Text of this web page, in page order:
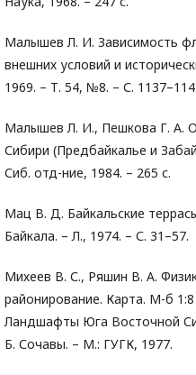
Малышев Л. И. Зависимость
внешних условий и
1969. – Т. 54, №8. – С.
Малышев Л. И., Пешкова Г. А.
Сибири (Предбайкалье и
Сиб. отд-ние, 1984. – 265 с.
Мац В. Д. Байкальские
Байкала. – Л., 1974. – С. 31–57.
Михеев В. С., Ряшин В. А.
районирование. Карта. М-б
Ландшафты Юга Восточной
Б. Сочавы. – М.: ГУГК, 1977.